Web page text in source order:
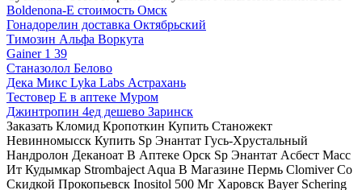
Boldenona-E стоимость Омск
Гонадорелин доставка Октябрьский
Tимозин Альфа Воркута
Gainer 1 39
Станазолол Белово
Дека Микс Lyka Labs Астрахань
Тестовер Е в аптеке Муром
Джинтропин 4ед дешево Заринск
Заказать Кломид Кропоткин Купить Станожект
Невинномысск Купить Sp Энантат Гусь-Хрустальный
Нандролон Деканоат В Аптеке Орск Sp Энантат Асбест Масс
Ит Кудымкар Strombaject Aqua В Магазине Пермь Clomiver Со
Скидкой Прокопьевск Inositol 500 Мг Харовск Bayer Schering